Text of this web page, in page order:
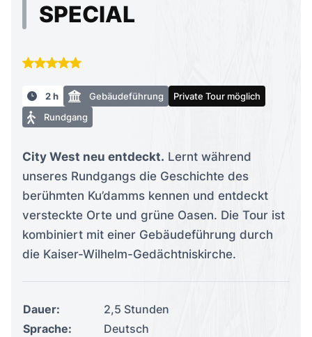
SPECIAL
2 h Gebäudeführung
Private Tour möglich
Rundgang
City West neu entdeckt. Lernt während
unseres Rundgangs die Geschichte des
berühmten Ku’damms kennen und entdeckt
versteckte Orte und grüne Oasen. Die Tour ist
kombiniert mit einer Gebäudeführung durch
die Kaiser-Wilhelm-Gedächtniskirche.
Dauer:
2,5 Stunden
Sprache:
Deutsch